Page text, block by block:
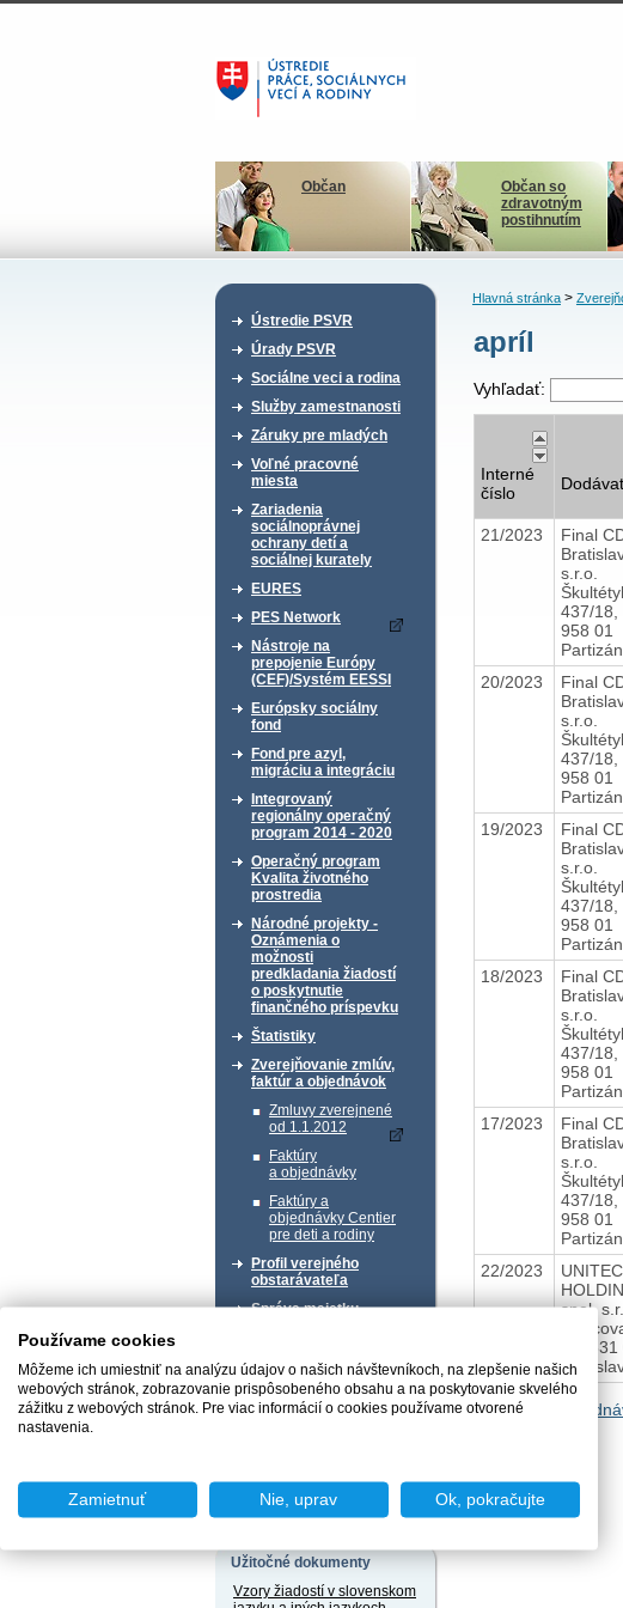
Občan
Občan so
zdravotným
postihnutím
Ústredie PSVR
Úrady PSVR
Sociálne veci a rodina
Služby zamestnanosti
Záruky pre mladých
Voľné pracovné
miesta
Zariadenia
sociálnoprávnej
ochrany detí a
sociálnej kurately
EURES
PES Network
Nástroje na
prepojenie Európy
(CEF)/Systém EESSI
Európsky sociálny
fond
Fond pre azyl,
migráciu a integráciu
Integrovaný
regionálny operačný
program 2014 - 2020
Operačný program
Kvalita životného
prostredia
Národné projekty -
Oznámenia o
možnosti
predkladania žiadostí
o poskytnutie
finančného príspevku
Štatistiky
Zverejňovanie zmlúv,
faktúr a objednávok
Zmluvy zverejnené
od 1.1.2012
Faktúry
a objednávky
Faktúry a
objednávky Centier
pre deti a rodiny
Profil verejného
obstarávateľa
Správa majetku
Chcem podať podnet
Užitočné dokumenty
Vzory žiadostí v slovenskom
Hlavná stránka>
apríl
Vyhľadať:
Interné
číslo
21/2023
Final
s.r.o.
437/18,
958 01
20/2023
Final
s.r.o.
437/18,
958 01
19/2023
Final
s.r.o.
437/18,
958 01
18/2023
Final
s.r.o.
437/18,
958 01
17/2023
Final
s.r.o.
437/18,
958 01
22/2023
spol.
14, 831
Naspäť na
Používame cookies
Môžeme ich umiestniť na analýzu údajov o našich návštevníkoch, na zlepšenie našich
webových stránok, zobrazovanie prispôsobeného obsahu a na poskytovanie skvelého
zážitku z webových stránok. Pre viac informácií o cookies používame otvorené
nastavenia.
Zamietnuť Nie, uprav Ok, pokračujte